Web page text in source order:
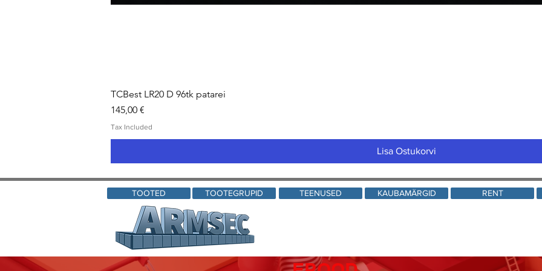
TCBest LR20 D 96tk patarei
Price
145,00 €
Tax Included
Lisa Ostukorvi
TOOTED TOOTEGRUPID TEENUSED KAUBAMÄRGID RENT